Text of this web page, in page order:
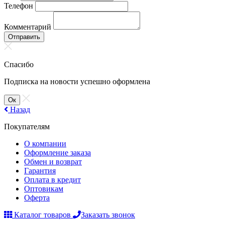
Телефон
Комментарий
Отправить
Спасибо
Подписка на новости успешно оформлена
Ок
Назад
Покупателям
О компании
Оформление заказа
Обмен и возврат
Гарантия
Оплата в кредит
Оптовикам
Оферта
Каталог товаров
Заказать звонок